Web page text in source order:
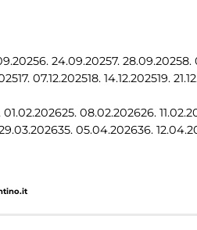
6. 24.09.20257. 28.09.20258.
17. 07.12.202518. 14.12.202519.
01.02.202625. 08.02.202626.
35. 05.04.202636.